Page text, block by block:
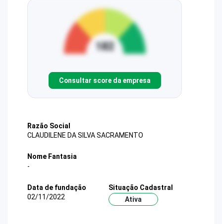
Consultar score da empresa
Razão Social
CLAUDILENE DA SILVA SACRAMENTO
Nome Fantasia
-
Data de fundação
02/11/2022
Situação Cadastral
Ativa